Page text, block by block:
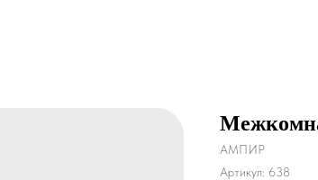
АМПИР
Артикул: 638